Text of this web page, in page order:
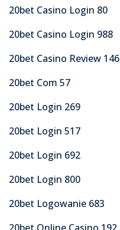
20bet Casino Login 80
20bet Casino Login 988
20bet Casino Review 146
20bet Com 57
20bet Login 269
20bet Login 517
20bet Login 692
20bet Login 800
20bet Logowanie 683
20bet Online Casino 192